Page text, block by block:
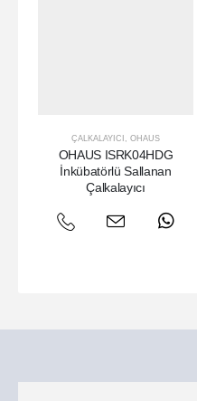
ÇALKALAYICI OHAUS
OHAUS ISRK04HDG
İnkübatörlü Sallanan
Çalkalayıcı